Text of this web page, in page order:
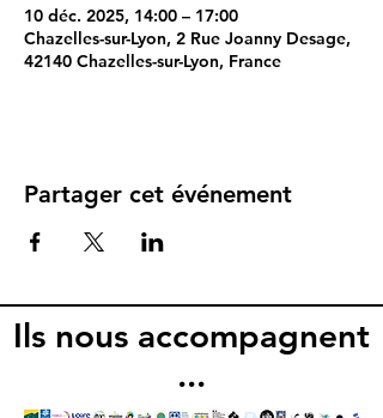
10 déc. 2025, 14:00 – 17:00
Chazelles-sur-Lyon, 2 Rue Joanny Desage,
42140 Chazelles-sur-Lyon, France
Partager cet événement
Ils nous accompagnent
...